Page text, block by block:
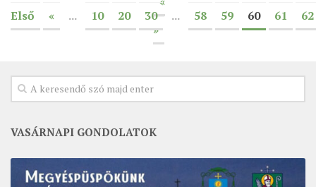
Első
« ... 10 20 30 ... 58 59 60 61
62
»
VASÁRNAPI GONDOLATOK